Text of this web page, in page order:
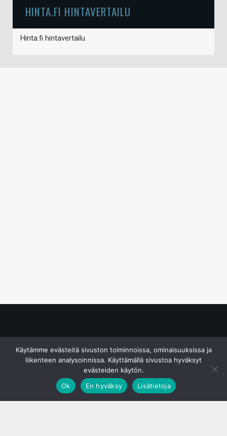
HINTA.FI HINTAVERTAILU
Hinta.fi hintavertailu
Käytämme evästeitä sivuston toiminnoissa, ominaisuuksissa ja
liikenteen analysoinnissa. Käyttämällä sivustoa hyväksyt
evästeiden käytön.
Ok
En hyväksy Lisätietoja